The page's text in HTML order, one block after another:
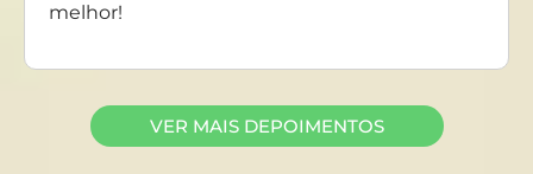
melhor!
VER MAIS DEPOIMENTOS